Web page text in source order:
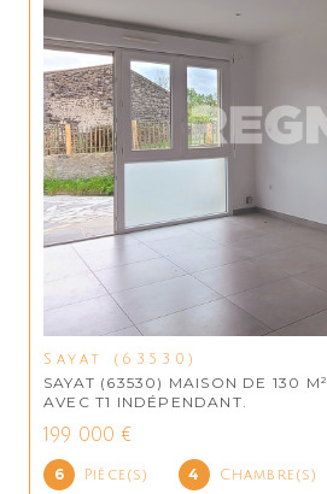
Sayat (63530)
SAYAT (63530) MAISON DE 130 M²
AVEC T1 INDÉPENDANT.
199 000 €
6 Pièce(s) 4 Chambre(s)